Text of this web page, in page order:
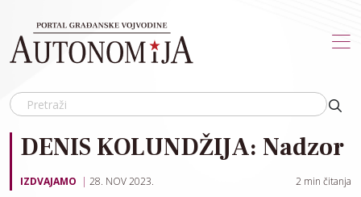
DENIS KOLUNDŽIJA: Nadzor
IZDVAJAMO 28. NOV 2023. 2 min čitanja